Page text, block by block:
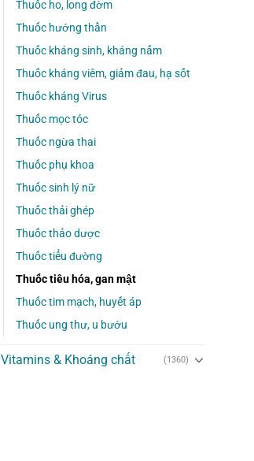
Thuốc ho, long đờm
Thuốc hướng thần
Thuốc kháng sinh, kháng nấm
Thuốc kháng viêm, giảm đau, hạ sốt
Thuốc kháng Virus
Thuốc mọc tóc
Thuốc ngừa thai
Thuốc phụ khoa
Thuốc sinh lý nữ
Thuốc thải ghép
Thuốc thảo dược
Thuốc tiểu đường
Thuốc tiêu hóa, gan mật
Thuốc tim mạch, huyết áp
Thuốc ung thư, u bướu
Vitamins & Khoáng chất (1360)